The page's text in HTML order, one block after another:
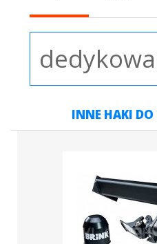
INNE HAKI